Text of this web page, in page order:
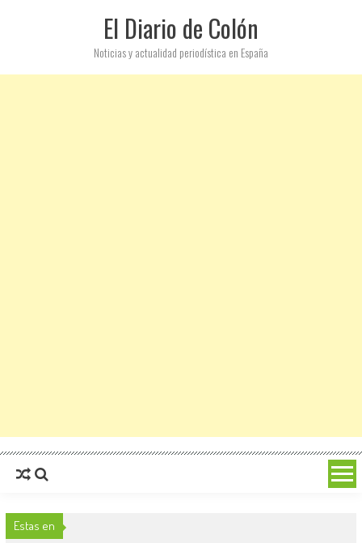
El Diario de Colón
Noticias y actualidad periodística en España
Estas en